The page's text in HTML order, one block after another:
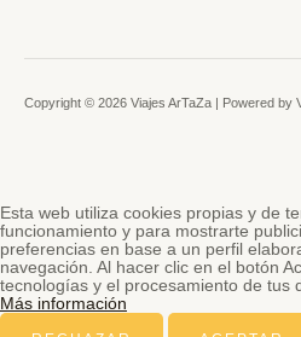
Copyright © 2026 Viajes ArTaZa | Powered by
Esta web utiliza cookies propias y de
funcionamiento y para mostrarte
preferencias en base a un perfil
navegación. Al hacer clic en el botón
tecnologías y el procesamiento de tus
Más información